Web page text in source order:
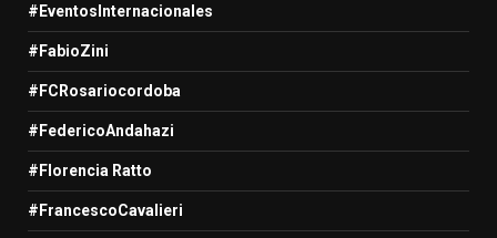
#EventosInternacionales
#FabioZini
#FCRosariocordoba
#FedericoAndahazi
#Florencia Ratto
#FrancescoCavalieri